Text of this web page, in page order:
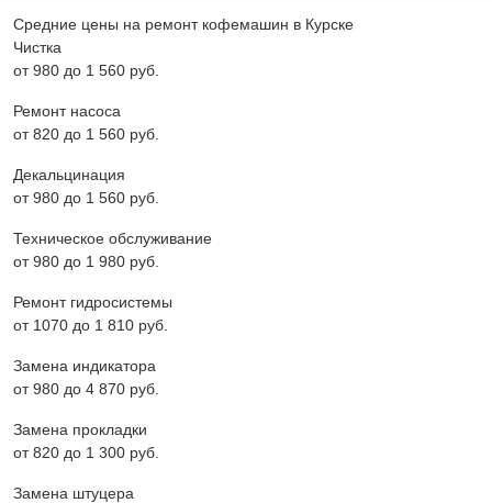
Средние цены на ремонт кофемашин в Курске
Чистка
от 980 до 1 560 pyб.
Ремонт насоса
от 820 до 1 560 pyб.
Декальцинация
от 980 до 1 560 pyб.
Техническое обслуживание
от 980 до 1 980 pyб.
Ремонт гидросистемы
от 1070 до 1 810 pyб.
Замена индикатора
от 980 до 4 870 pyб.
Замена прокладки
от 820 до 1 300 pyб.
Замена штуцера